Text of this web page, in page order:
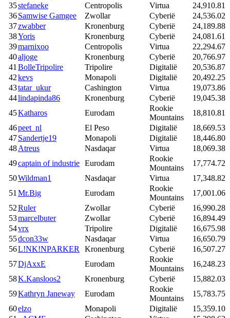
35stefaneke Centropolis Virtua
24,910.81
36Samwise Gamgee Zwollar Cyberië
24,536.02
37zwabber Kronenburg Cyberië
24,189.88
38Yoris Kronenburg Cyberië
24,081.61
39marnixoo Centropolis Virtua
22,294.67
40aljoge Kronenburg Cyberië
20,766.97
41 BolleTripolire Tripolire Digitalië
20,536.87
42kevs Monapoli Digitalië
20,492.25
43tatar_ukur Cashington Virtua
19,073.86
44lindapinda86 Kronenburg Cyberië
19,045.38
45Katharos Eurodam
Rookie
Mountains
18,810.81
46peet_nl El Peso Digitalië
18,669.53
47Sandertje19 Monapoli Digitalië
18,446.80
48Atreus Nasdaqar Virtua
18,069.38
49captain of industrie Eurodam
Rookie
Mountains
17,774.72
50Wildman1 Nasdaqar Virtua
17,348.82
51 Mr.Big Eurodam
Rookie
Mountains
17,001.06
52Ruler Zwollar Cyberië
16,990.28
53marcelbuter Zwollar Cyberië
16,894.49
54vrx Tripolire Digitalië
16,675.98
55dcon33w Nasdaqar Virtua
16,650.79
56L!NK!NPARKER Kronenburg Cyberië
16,507.27
57DjAxxE Eurodam
Rookie
Mountains
16,248.23
58K.Kansloos2 Kronenburg Cyberië
15,882.03
59Kathryn Janeway Eurodam
Rookie
Mountains
15,783.75
60elzo Monapoli Digitalië
15,359.10